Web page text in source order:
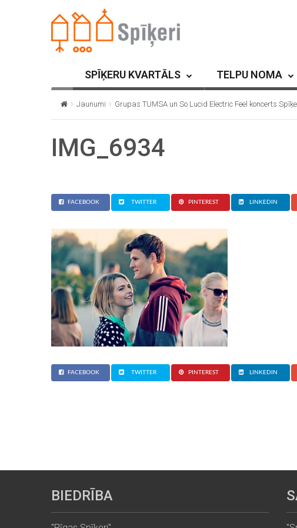
SPĪĶERU KVARTĀLS TELPU NOMA
Jaunumi Grupas TUMSA un So Lucid Electric Feel koncerts
IMG_6934
FACEBOOK TWITTER PINTEREST LINKEDIN
FACEBOOK TWITTER PINTEREST LINKEDIN
BIEDRĪBA